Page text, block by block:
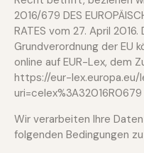
2016/679 DES
RATES vom 27. April
Grundverordnung der EU
online auf EUR-Lex, dem
https://eur-
uri=celex%3A32016R0679
Wir verarbeiten Ihre
folgenden Bedingungen